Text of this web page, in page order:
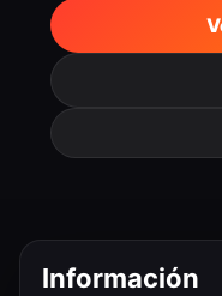
Información